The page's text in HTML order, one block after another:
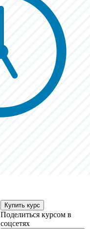
Купить курс
Поделиться курсом в
соцсетях